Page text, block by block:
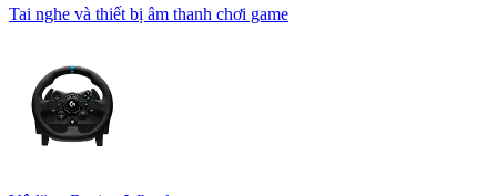
Tai nghe và thiết bị âm thanh chơi game